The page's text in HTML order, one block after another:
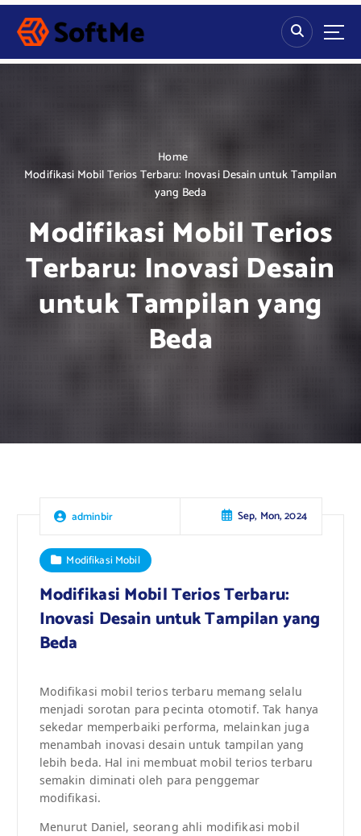
S
p
Home
Modifikasi Mobil Terios Terbaru: Inovasi Desain untuk Tampilan
yang Beda
Modifikasi Mobil Terios
Terbaru: Inovasi Desain
untuk Tampilan yang
Beda
adminbir Sep, Mon, 2024
Modifikasi Mobil
Modifikasi Mobil Terios Terbaru:
Inovasi Desain untuk Tampilan yang
Beda
Modifikasi mobil terios terbaru memang selalu
menjadi sorotan para pecinta otomotif. Tak hanya
sekedar memperbaiki performa, melainkan juga
menambah inovasi desain untuk tampilan yang
lebih beda. Hal ini membuat mobil terios terbaru
semakin diminati oleh para penggemar
modifikasi.
Menurut Daniel, seorang ahli modifikasi mobil